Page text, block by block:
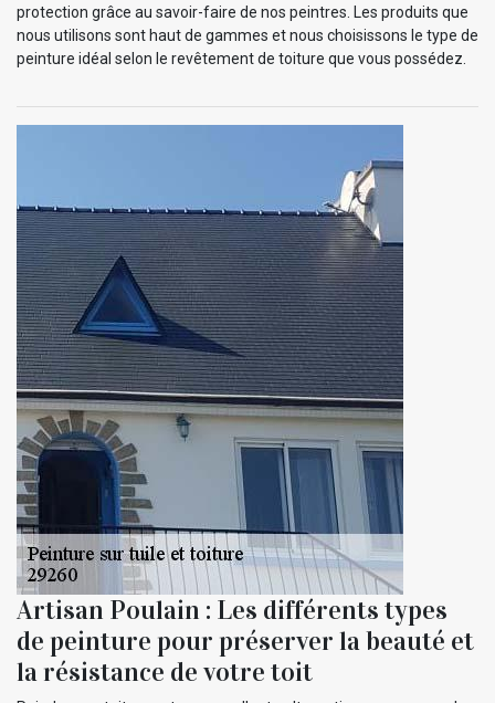
protection grâce au savoir-faire de nos peintres. Les produits que
nous utilisons sont haut de gammes et nous choisissons le type de
peinture idéal selon le revêtement de toiture que vous possédez.
Artisan Poulain : Les différents types
de peinture pour préserver la beauté et
la résistance de votre toit